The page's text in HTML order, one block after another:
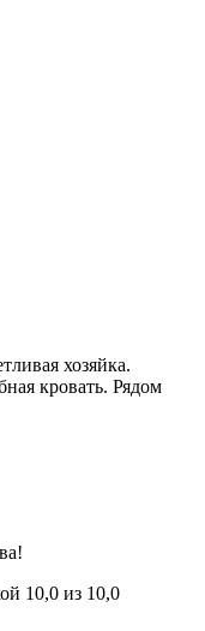
хозяйка.
кровать. Рядом
10,0 из 10,0